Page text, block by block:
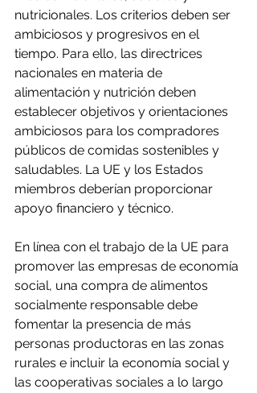
nutricionales. Los criterios deben ser
ambiciosos y progresivos en el
tiempo. Para ello, las directrices
nacionales en materia de
alimentación y nutrición deben
establecer objetivos y orientaciones
ambiciosos para los compradores
públicos de comidas sostenibles y
saludables. La UE y los Estados
miembros deberían proporcionar
apoyo financiero y técnico.
En línea con el trabajo de la UE para
promover las empresas de economía
social, una compra de alimentos
socialmente responsable debe
fomentar la presencia de más
personas productoras en las zonas
rurales e incluir la economía social y
las cooperativas sociales a lo largo